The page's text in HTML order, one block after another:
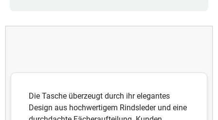
Die Tasche überzeugt durch ihr elegantes
Design aus hochwertigem Rindsleder und eine